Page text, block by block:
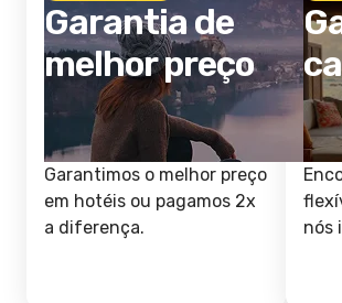
Garantia de
melhor preço
Garantimos o melhor preço
em hotéis ou pagamos 2x
a diferença.
nós